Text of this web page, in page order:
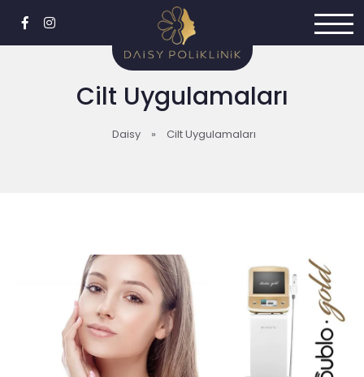
Cilt Uygulamaları
Daisy » Cilt Uygulamaları